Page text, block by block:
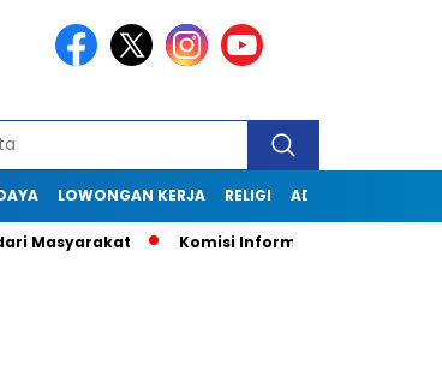
LOWONGAN KERJA RELIGI ADVERTORIAL
Komisi Informasi Jabar Kunjungi